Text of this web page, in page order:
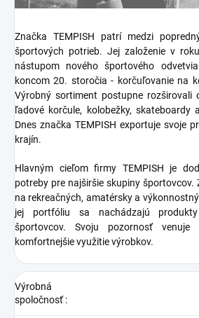
Značka TEMPISH patrí medzi
športových potrieb. Jej založenie v
nástupom nového športového
koncom 20. storočia - korčuľovanie na
Výrobný sortiment postupne rozširovali
ľadové korčule, kolobežky, skateboardy
Dnes značka TEMPISH exportuje svoje
krajín.
Hlavným cieľom firmy TEMPISH je
potreby pre najširšie skupiny športovcov.
na rekreačných, amatérsky a
jej portfóliu sa nachádzajú
športovcov. Svoju pozornosť
komfortnejšie využitie výrobkov.
Výrobná
spoločnosť: